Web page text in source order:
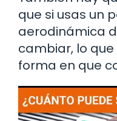
que si usas un
aerodinámica
cambiar, lo
forma en que